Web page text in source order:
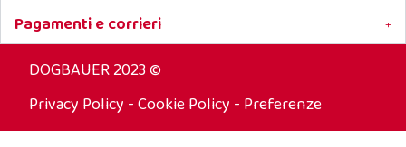
Pagamenti e corrieri
DOGBAUER 2023 ©
Privacy Policy -Cookie Policy - Preferenze